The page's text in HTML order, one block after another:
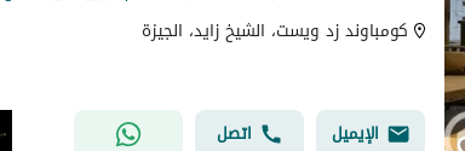
كومباوند زد ويست، الشيخ زايد، الجيزة
الإيميل اتصل